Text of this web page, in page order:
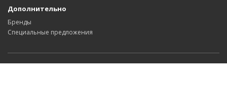
Дополнительно
Бренды
Специальные предложения